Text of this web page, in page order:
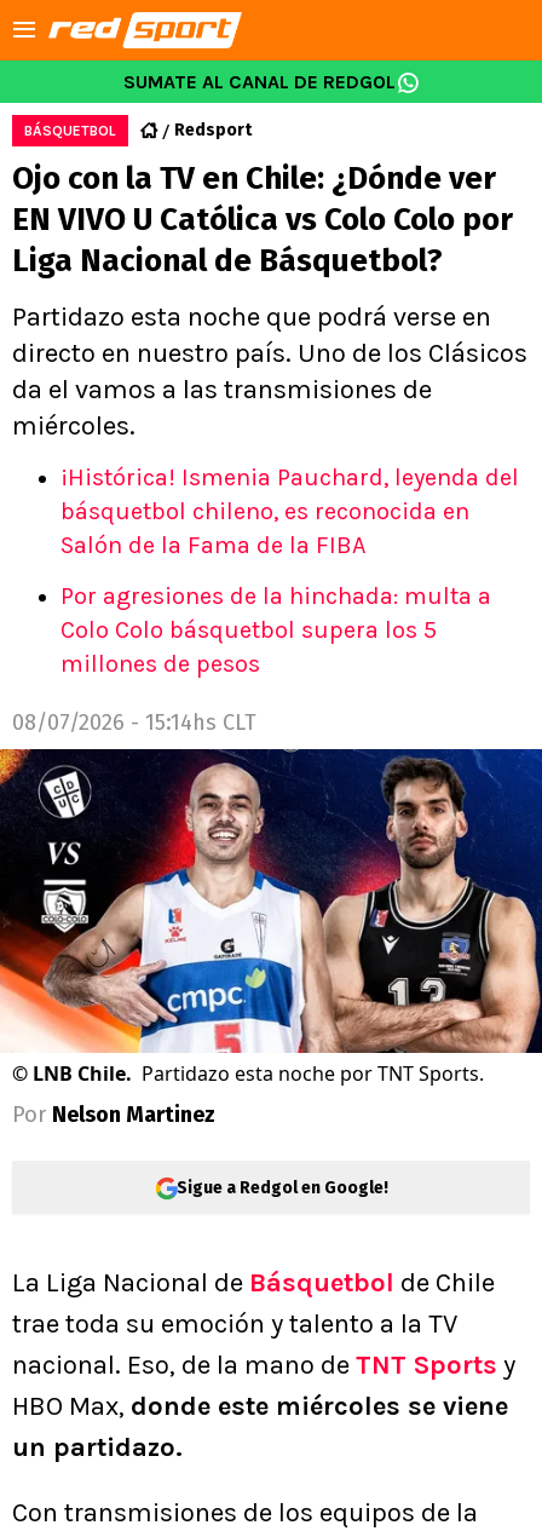
SUMATE AL CANAL DE REDGOL
BÁSQUETBOL Redsport
Ojo con la TV en Chile: ¿Dónde ver
EN VIVO U Católica vs Colo Colo por
Liga Nacional de Básquetbol?
Partidazo esta noche que podrá verse en
directo en nuestro país. Uno de los Clásicos
da el vamos a las transmisiones de
miércoles.
¡Histórica! Ismenia Pauchard, leyenda del
básquetbol chileno, es reconocida en
Salón de la Fama de la FIBA
Por agresiones de la hinchada: multa a
Colo Colo básquetbol supera los 5
millones de pesos
08/07/2026 - 15:14hs CLT
© LNB Chile. Partidazo esta noche por TNT Sports.
Por Nelson Martinez
Sigue a Redgol en Google!
La Liga Nacional de Básquetbol de Chile
trae toda su emoción y talento a la TV
nacional. Eso, de la mano deTNT Sports y
HBO Max, donde este miércoles se viene
un partidazo.
Con transmisiones de los equipos de la